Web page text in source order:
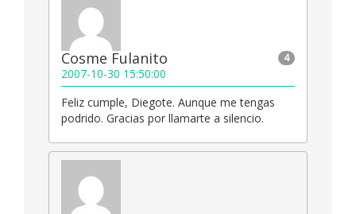
4
Cosme Fulanito
2007-10-30 15:50:00
Feliz cumple, Diegote. Aunque me tengas
podrido. Gracias por llamarte a silencio.